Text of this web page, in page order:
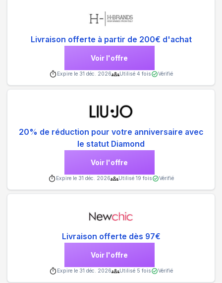
Livraison offerte à partir de 200€ d'achat
Voir l'offre
Expire le 31 déc. 2026 Utilisé 4 fois Vérifié
20% de réduction pour votre anniversaire avec
le statut Diamond
Voir l'offre
Expire le 31 déc. 2026 Utilisé 19 fois Vérifié
Livraison offerte dès 97€
Voir l'offre
Expire le 31 déc. 2026 Utilisé 5 fois Vérifié